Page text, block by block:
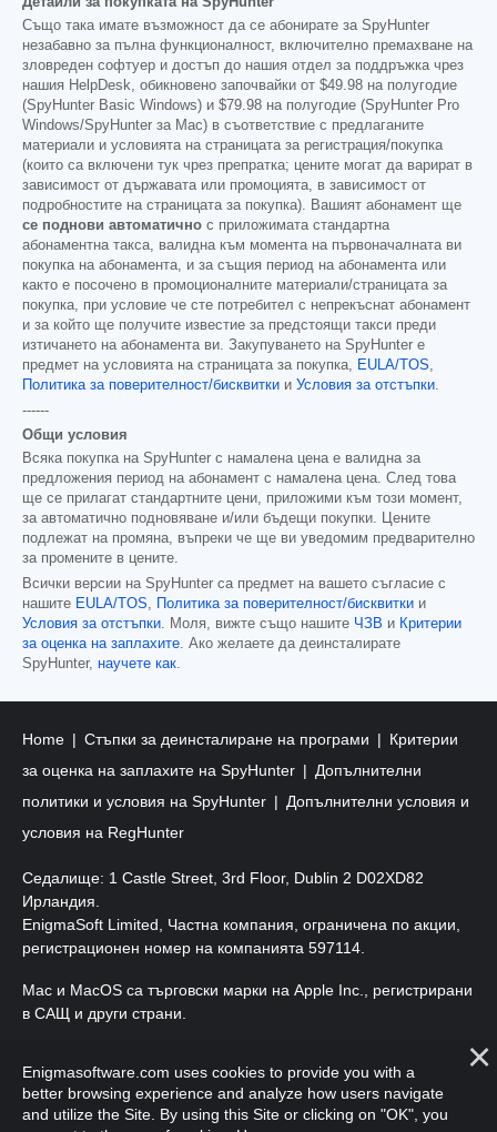
Също така имате възможност да се абонирате за SpyHunter
незабавно за пълна функционалност, включително премахване на
зловреден софтуер и достъп до нашия отдел за поддръжка чрез
нашия HelpDesk, обикновено започвайки от $49.98 на полугодие
(SpyHunter Basic Windows) и $79.98 на полугодие (SpyHunter Pro
Windows/SpyHunter за Mac) в съответствие с предлаганите
материали и условията на страницата за регистрация/покупка
(които са включени тук чрез препратка; цените могат да варират в
зависимост от държавата или промоцията, в зависимост от
подробностите на страницата за покупка). Вашият абонамент ще
се поднови автоматично с приложимата стандартна
абонаментна такса, валидна към момента на първоначалната ви
покупка на абонамента, и за същия период на абонамента или
както е посочено в промоционалните материали/страницата за
покупка, при условие че сте потребител с непрекъснат абонамент
и за който ще получите известие за предстоящи такси преди
изтичането на абонамента ви. Закупуването на SpyHunter е
предмет на условията на страницата за покупка, EULA/TOS,
Политика за поверителност/бисквитки и Условия за отстъпки.
------
Общи условия
Всяка покупка на SpyHunter с намалена цена е валидна за
предложения период на абонамент с намалена цена. След това
ще се прилагат стандартните цени, приложими към този момент,
за автоматично подновяване и/или бъдещи покупки. Цените
подлежат на промяна, въпреки че ще ви уведомим предварително
за промените в цените.
Всички версии на SpyHunter са предмет на вашето съгласие с
нашите EULA/TOS, Политика за поверителност/бисквитки и
Условия за отстъпки. Моля, вижте също нашите ЧЗВ и Критерии
за оценка на заплахите. Ако желаете да деинсталирате
SpyHunter, научете как.
Home Стъпки за деинсталиране на програми
Критерии
за оценка на заплахите на SpyHunter
Допълнителни
политики и условия на SpyHunter
Допълнителни условия и
условия на RegHunter
Седалище: 1 Castle Street, 3rd Floor, Dublin 2 D02XD82
Ирландия.
EnigmaSoft Limited, Частна компания, ограничена по акции,
регистрационен номер на компанията 597114.
Mac и MacOS са търговски марки на Apple Inc., регистрирани
в САЩ и други страни.
запазени.
Enigmasoftware.com uses cookies to provide you with a
better browsing experience and analyze how users navigate
and utilize the Site. By using this Site or clicking on "OK", you